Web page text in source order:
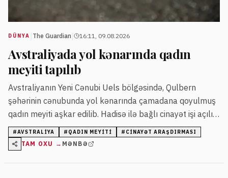
DÜNYA The Guardian 16:11, 09.08.2026
Avstraliyada yol kənarında qadın
meyiti tapılıb
Avstraliyanın Yeni Cənubi Uels bölgəsində, Qulbern
şəhərinin cənubunda yol kənarında çamadana qoyulmuş
qadın meyiti aşkar edilib. Hadisə ilə bağlı cinayət işi açılıb,
meyit ekspertizaya göndərilib.
#AVSTRALIYA # QADIN MEYITI # CINAYƏT ARAŞDIRMASI
TAM OXU → MƏNBƏ